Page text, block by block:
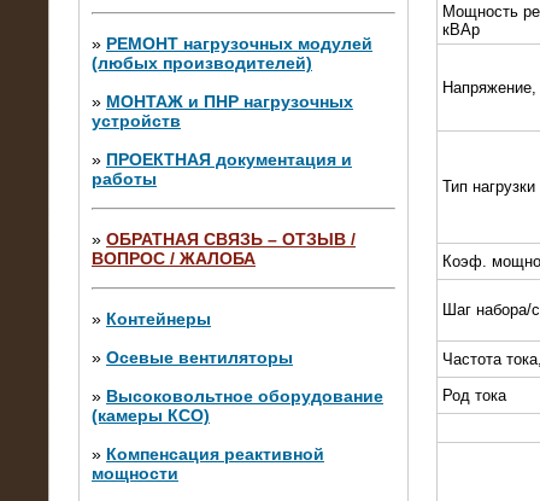
» РЕМОНТ нагрузочных модулей
(любых производителей)
» МОНТАЖ и ПНР нагрузочных
устройств
» ПРОЕКТНАЯ документация и
работы
» ОБРАТНАЯ СВЯЗЬ – ОТЗЫВ /
ВОПРОС / ЖАЛОБА
» Контейнеры
» Осевые вентиляторы
» Высоковольтное оборудование
(камеры КСО)
» Компенсация реактивной
мощности
10.04.2015
Аренда нагрузочного модуля 4 МВт,
10 кВ
Мощность
кВАр
Тип нагрузки
Коэф.
Шаг набора/
Частота
Род тока